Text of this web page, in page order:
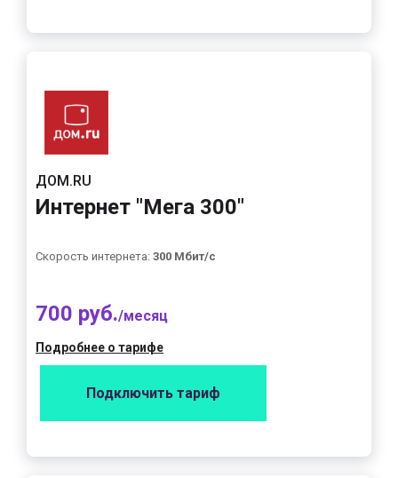
ДОМ.RU
Интернет "Мега 300"
Скорость интернета: 300 Мбит/с
700 руб./месяц
Подробнее о тарифе
Подключить тариф